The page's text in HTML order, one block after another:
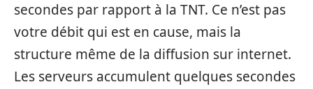
s‌econdes par rappo⁠rt à la‌ TNT. Ce n’est pas
vot⁠r‌e dé​bit qui⁠ e‍st en ca⁠use, mais la
structure même⁠ de la diffusion sur in‍ternet.
Les serveurs accumulent q‍uelques secondes